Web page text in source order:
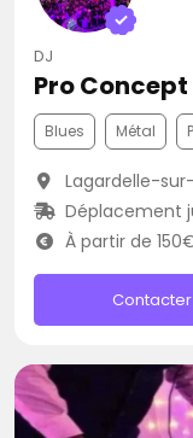
DJ
Pro
Blues Métal
Lagardelle-
Déplacement
À partir de
Contacter